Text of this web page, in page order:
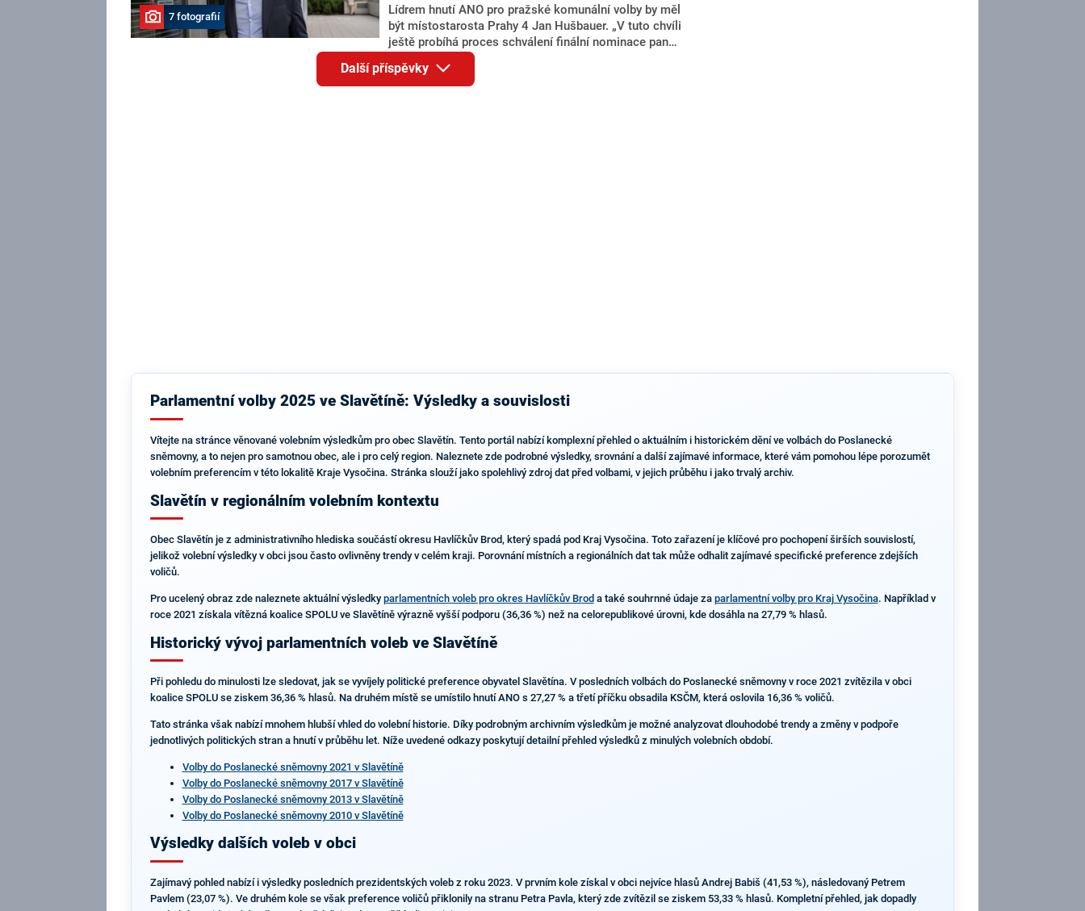
7 fotografií
Lídrem hnutí ANO pro pražské komunální volby by měl
být místostarosta Prahy 4 Jan Hušbauer. „V tuto chvíli
ještě probíhá proces schválení finální nominace pana
Jana Hušbauera Výborem hnutí ANO,“ uvedl pro
redakci místopředseda pražského ANO Martin
Benkovič. O Hušbauerovi se spekulovalo jako o
Další příspěvky
Parlamentní volby 2025 ve Slavětíně: Výsledky a souvislosti
Vítejte na stránce věnované volebním výsledkům pro obec Slavětín. Tento portál nabízí komplexní přehled o aktuálním i historickém dění ve volbách do Poslanecké
sněmovny, a to nejen pro samotnou obec, ale i pro celý region. Naleznete zde podrobné výsledky, srovnání a další zajímavé informace, které vám pomohou lépe porozumět
volebním preferencím v této lokalitě Kraje Vysočina. Stránka slouží jako spolehlivý zdroj dat před volbami, v jejich průběhu i jako trvalý archiv.
Slavětín v regionálním volebním kontextu
Obec Slavětín je z administrativního hlediska součástí okresu Havlíčkův Brod, který spadá pod Kraj Vysočina. Toto zařazení je klíčové pro pochopení širších souvislostí,
jelikož volební výsledky v obci jsou často ovlivněny trendy v celém kraji. Porovnání místních a regionálních dat tak může odhalit zajímavé specifické preference zdejších
voličů.
Pro ucelený obraz zde naleznete aktuální výsledky parlamentních voleb pro okres Havlíčkův Brod a také souhrnné údaje za parlamentní volby pro Kraj Vysočina. Například v
roce 2021 získala vítězná koalice SPOLU ve Slavětíně výrazně vyšší podporu (36,36 %) než na celorepublikové úrovni, kde dosáhla na 27,79 % hlasů.
Historický vývoj parlamentních voleb ve Slavětíně
Při pohledu do minulosti lze sledovat, jak se vyvíjely politické preference obyvatel Slavětína. V posledních volbách do Poslanecké sněmovny v roce 2021 zvítězila v obci
koalice SPOLU se ziskem 36,36 % hlasů. Na druhém místě se umístilo hnutí ANO s 27,27 % a třetí příčku obsadila KSČM, která oslovila 16,36 % voličů.
Tato stránka však nabízí mnohem hlubší vhled do volební historie. Díky podrobným archivním výsledkům je možné analyzovat dlouhodobé trendy a změny v podpoře
jednotlivých politických stran a hnutí v průběhu let. Níže uvedené odkazy poskytují detailní přehled výsledků z minulých volebních období.
Volby do Poslanecké sněmovny 2021 v Slavětíně
Volby do Poslanecké sněmovny 2017 v Slavětíně
Volby do Poslanecké sněmovny 2013 v Slavětíně
Volby do Poslanecké sněmovny 2010 v Slavětíně
Výsledky dalších voleb v obci
Zajímavý pohled nabízí i výsledky posledních prezidentských voleb z roku 2023. V prvním kole získal v obci nejvíce hlasů Andrej Babiš (41,53 %), následovaný Petrem
Pavlem (23,07 %). Ve druhém kole se však preference voličů přiklonily na stranu Petra Pavla, který zde zvítězil se ziskem 53,33 % hlasů. Kompletní přehled, jak dopadly